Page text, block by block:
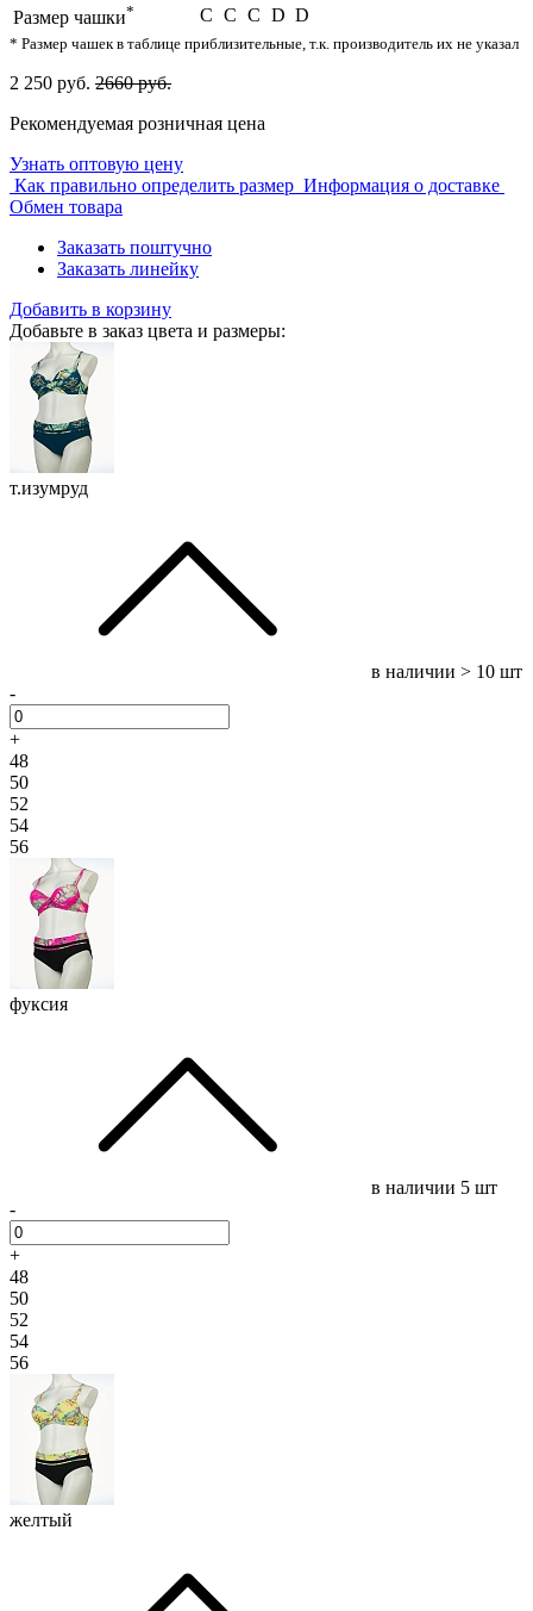
Размер чашки* C С C D D
* Размер чашек в таблице приблизительные, т.к. производитель их не указал
2 250 руб. 2660 руб.
Рекомендуемая розничная цена
Узнать оптовую цену
Как правильно определить размер Информация о доставке
Обмен товара
Заказать поштучно
Заказать линейку
Добавить в корзину
Добавьте в заказ цвета и размеры:
т.изумруд
в наличии > 10 шт
-
+
48
50
52
54
56
фуксия
в наличии 5 шт
-
+
48
50
52
54
56
желтый